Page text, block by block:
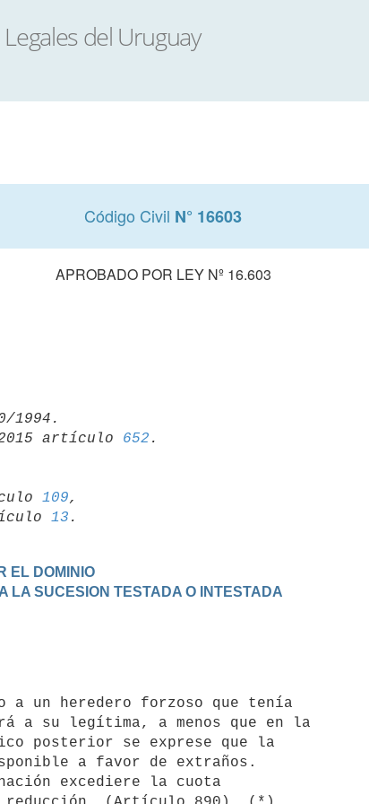
Código Civil N° 16603
APROBADO POR LEY Nº 16.603
artículo 652
109,
13
EL DOMINIO
LA SUCESION TESTADA O INTESTADA
a su legítima, a menos que en la
posterior se exprese que la
a favor de extraños.